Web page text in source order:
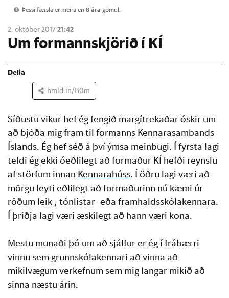
Þessi færsla er meira en 8 ára gömul.
2. október 201721:42
Um formannskjörið í KÍ
Deila
hmld.in/B0m
Síðustu vikur hef ég fengið margítrekaðar óskir um
að bjóða mig fram til formanns Kennarasambands
Íslands. Ég hef séð á því ýmsa meinbugi. Í fyrsta lagi
teldi ég ekki óeðlilegt að formaður KÍ hefði reynslu
af störfum innan Kennarahúss. Í öðru lagi væri að
mörgu leyti eðlilegt að formaðurinn nú kæmi úr
röðum leik-, tónlistar- eða framhaldsskólakennara.
Í þriðja lagi væri æskilegt að hann væri kona.
Mestu munaði þó um að sjálfur er ég í frábærri
vinnu sem grunnskólakennari að vinna að
mikilvægum verkefnum sem mig langar mikið að
sinna næstu árin.